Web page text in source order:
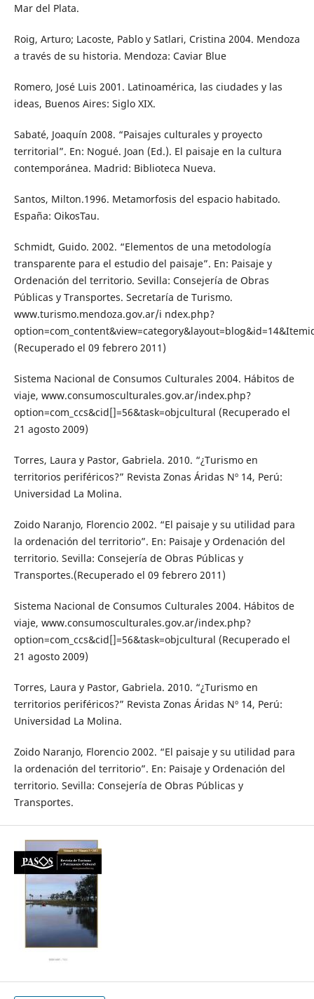
Mar del Plata.
Roig, Arturo; Lacoste, Pablo y Satlari, Cristina 2004. Mendoza
a través de su historia. Mendoza: Caviar Blue
Romero, José Luis 2001. Latinoamérica, las ciudades y las
ideas, Buenos Aires: Siglo XIX.
Sabaté, Joaquín 2008. “Paisajes culturales y proyecto
territorial”. En: Nogué. Joan (Ed.). El paisaje en la cultura
contemporánea. Madrid: Biblioteca Nueva.
Santos, Milton.1996. Metamorfosis del espacio habitado.
España: OikosTau.
Schmidt, Guido. 2002. “Elementos de una metodología
transparente para el estudio del paisaje”. En: Paisaje y
Ordenación del territorio. Sevilla: Consejería de Obras
Públicas y Transportes. Secretaría de Turismo.
www.turismo.mendoza.gov.ar/i ndex.php?
(Recuperado el 09 febrero 2011)
Sistema Nacional de Consumos Culturales 2004. Hábitos de
viaje, www.consumosculturales.gov.ar/index.php?
option=com_ccs&cid[]=56&task=objcultural (Recuperado el
21 agosto 2009)
Torres, Laura y Pastor, Gabriela. 2010. “¿Turismo en
territorios periféricos?” Revista Zonas Áridas Nº 14, Perú:
Universidad La Molina.
Zoido Naranjo, Florencio 2002. “El paisaje y su utilidad para
la ordenación del territorio”. En: Paisaje y Ordenación del
territorio. Sevilla: Consejería de Obras Públicas y
Transportes.(Recuperado el 09 febrero 2011)
Sistema Nacional de Consumos Culturales 2004. Hábitos de
viaje, www.consumosculturales.gov.ar/index.php?
option=com_ccs&cid[]=56&task=objcultural (Recuperado el
21 agosto 2009)
Torres, Laura y Pastor, Gabriela. 2010. “¿Turismo en
territorios periféricos?” Revista Zonas Áridas Nº 14, Perú:
Universidad La Molina.
Zoido Naranjo, Florencio 2002. “El paisaje y su utilidad para
la ordenación del territorio”. En: Paisaje y Ordenación del
territorio. Sevilla: Consejería de Obras Públicas y
Transportes.